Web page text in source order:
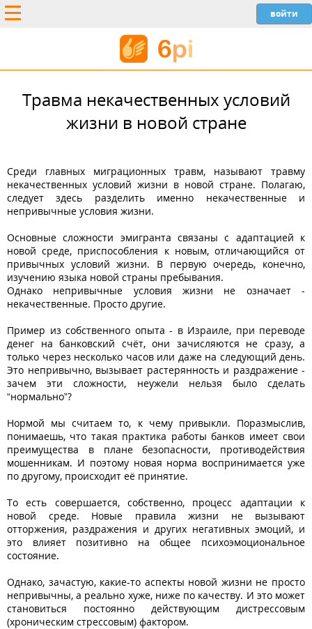
Травма некачественных условий
жизни в новой стране
Среди главных миграционных травм, называют травму
некачественных условий жизни в новой стране. Полагаю,
следует здесь разделить именно некачественные и
непривычные условия жизни.
Основные сложности эмигранта связаны с адаптацией к
новой среде, приспособления к новым, отличающийся от
привычных условий жизни. В первую очередь, конечно,
изучению языка новой страны пребывания.
Однако непривычные условия жизни не означает -
некачественные. Просто другие.
Пример из собственного опыта - в Израиле, при переводе
денег на банковский счёт, они зачисляются не сразу, а
только через несколько часов или даже на следующий день.
Это непривычно, вызывает растерянность и раздражение -
зачем эти сложности, неужели нельзя было сделать
“нормально”?
Нормой мы считаем то, к чему привыкли. Поразмыслив,
понимаешь, что такая практика работы банков имеет свои
преимущества в плане безопасности, противодействия
мошенникам. И поэтому новая норма воспринимается уже
по другому, происходит её принятие.
То есть совершается, собственно, процесс адаптации к
новой среде. Новые правила жизни не вызывают
отторжения, раздражения и других негативных эмоций, и
это влияет позитивно на общее психоэмоциональное
состояние.
Однако, зачастую, какие-то аспекты новой жизни не просто
непривычны, а реально хуже, ниже по качеству. И это может
становиться постоянно действующим дистрессовым
(хроническим стрессовым) фактором.